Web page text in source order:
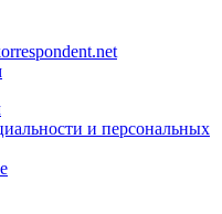
и персональных